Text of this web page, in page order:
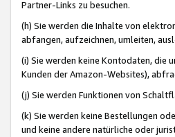
Partner-Links zu besuchen.
(h) Sie werden die Inhalte von
abfangen, aufzeichnen, umleiten,
(i) Sie werden keine Kontodaten, die
Kunden der Amazon-Websites),
(j) Sie werden Funktionen von
(k) Sie werden keine Bestellungen
und keine andere natürliche oder